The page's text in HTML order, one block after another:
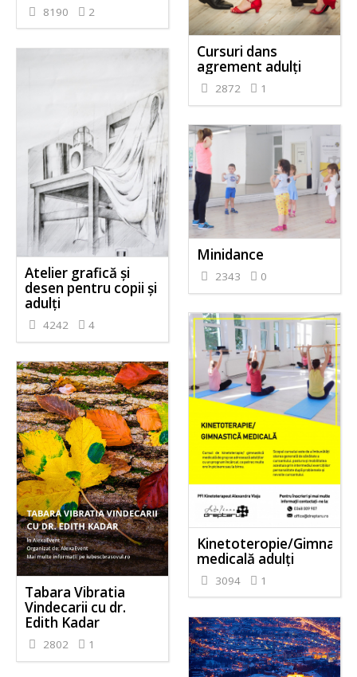
8190 2
Cursuri dans
agrement adulți
2872 1
Atelier grafică și
desen pentru copii și
adulți
4242 4
Minidance
2343 0
Kinetoteropie/
medicală adulți
3094 1
Tabara Vibratia
Vindecarii cu dr.
Edith Kadar
2802 1